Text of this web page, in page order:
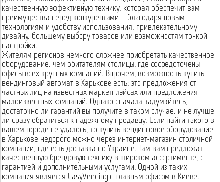
качественную эффективную технику, которая обеспечит вам
преимущества перед конкурентами – благодаря новым
технологиям и удобству использования, привлекательному
дизайну, большему выбору товаров или возможностям тонкой
настройки.
Жителям регионов немного сложнее приобретать качественное
оборудование, чем обитателям столицы, где сосредоточены
офисы всех крупных компаний. Впрочем, возможность купить
вендинговый автомат в Харькове есть: это предложения от
частных лиц на известных маркетплэйсах или предложения
малоизвестных компаний. Однако сначала задумайтесь,
достаточно ли гарантий вы получите в таком случае, и не лучше
ли сразу обратиться к надежному продавцу. Если найти такого в
вашем городе не удалось, то купить вендинговое оборудование
в Харькове недорого можно через интернет-магазин столичной
компании, где есть доставка по Украине. Там вам предложат
качественную брендовую технику в широком ассортименте, с
гарантией и дополнительными услугами. Одной из таких
компания является EasyVending с главным офисом в Киеве.